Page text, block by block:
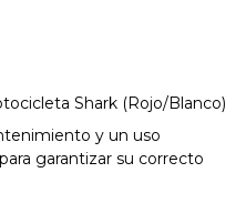
Shark (Rojo/Blanco)
y un uso
garantizar su correcto